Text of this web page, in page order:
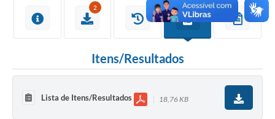
2
Itens/Resultados
Lista de Itens/Resultados 18,76 KB